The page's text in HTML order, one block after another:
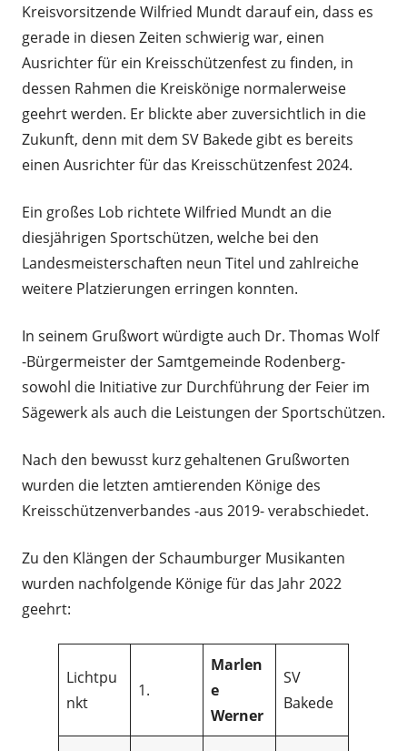
Kreisvorsitzende Wilfried Mundt darauf ein, dass es
gerade in diesen Zeiten schwierig war, einen
Ausrichter für ein Kreisschützenfest zu finden, in
dessen Rahmen die Kreiskönige normalerweise
geehrt werden. Er blickte aber zuversichtlich in die
Zukunft, denn mit dem SV Bakede gibt es bereits
einen Ausrichter für das Kreisschützenfest 2024.
Ein großes Lob richtete Wilfried Mundt an die
diesjährigen Sportschützen, welche bei den
Landesmeisterschaften neun Titel und zahlreiche
weitere Platzierungen erringen konnten.
In seinem Grußwort würdigte auch Dr. Thomas Wolf
-Bürgermeister der Samtgemeinde Rodenberg-
sowohl die Initiative zur Durchführung der Feier im
Sägewerk als auch die Leistungen der Sportschützen.
Nach den bewusst kurz gehaltenen Grußworten
wurden die letzten amtierenden Könige des
Kreisschützenverbandes -aus 2019- verabschiedet.
Zu den Klängen der Schaumburger Musikanten
wurden nachfolgende Könige für das Jahr 2022
geehrt:
Lichtpu
nkt
1.
Marlen
e
Werner
SV
Bakede